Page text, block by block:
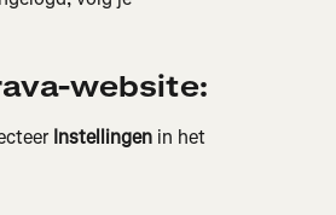
website:
Instellingen in het